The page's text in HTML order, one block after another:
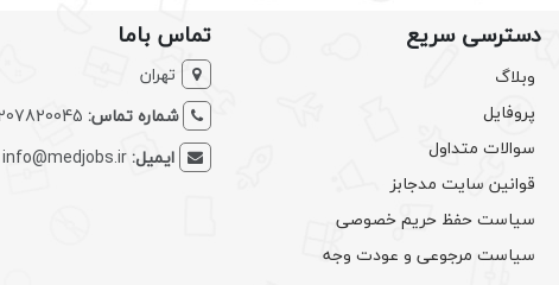
دسترسی سریع
وبلاگ
پروفایل
سوالات متداول
قوانین سایت مدجابز
سیاست حفظ حریم خصوصی
سیاست مرجوعی و عودت وجه
تماس باما
تهران
شماره تماس:
ایمیل:info@medjobs.ir